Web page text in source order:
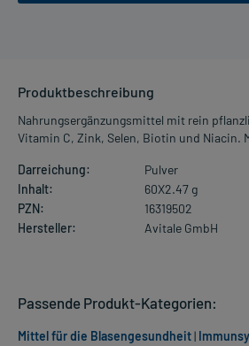
Produktbeschreibung
Nahrungsergänzungsmittel mit rein
Vitamin C, Zink, Selen, Biotin und Niacin.
Darreichung:
Pulver
Inhalt:
60X2.47 g
PZN:
16319502
Hersteller:
Avitale GmbH
Passende Produkt-Kategorien:
Mittel für die Blasengesundheit|